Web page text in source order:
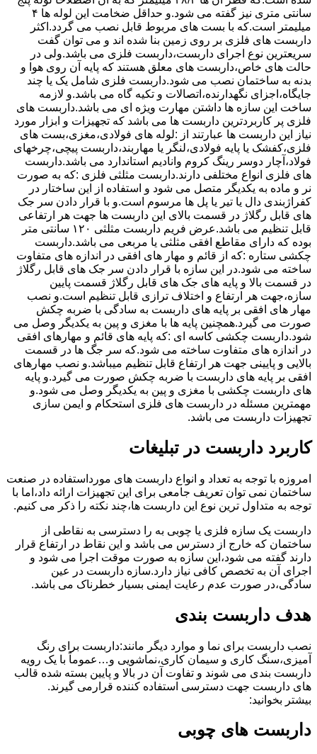
سانتی متری نیز گفته می شود.و حداقل ضخامت این لوله ها ۴
میلیمتر است.که با بست های مربوط قابل نصب می گردد.اکثر
داربست های فلزی بر روی زمین بنا شده اند و می توان گفت
سریعترین نوع اجرای داربست،داربست فلزی می باشد.ولی در
حالت های خاص،داربست های معلق هستند که پایه آن روی هوا و
بدنه به ساختمان نصب می شود.داربست فلزی شامل یک یا چند
جایگاه،اجزای نگهدارنده،اتصالات و تکیه گاه می باشد.و لازمه
ساخت این سازه ها داشتن مهارت ویژه ای می باشد.داربست های
فلزی پر کاربردترین داربست ها می باشد که تجهیزات و ابزار مورد
نیاز این داربست ها عبارتند از :لوله های فولادی،مغزی،بست های
فلزی،کفشک یا پایه فولادی،لنگر یا مهاربند،داربست پیچی،چرخهای
فولاد،آچار دوسر رینگ کروم وانادیم استاندارد می باشد.داربست
های فلزی انواع مختلفی دارند.داربست مثلثی فلزی :که به صورت
نر و ماده به یکدیگر متصل می شود و استفاده از این ساختار در
کفراژبندی دال یا تیر یا پل ها مرسوم است.و با قرار دادن سر جک
های قابل رگلاژ در قسمت بالای این داربست ها جهت هر ارتفاعی
قابل تنظیم می باشد.عرض فریم داربست مثلثی ۱۲۰ سانتی متر
بوده که دارای مقاطع افقی مثلثی یا مربعی می باشد.داربست
چکشی ستاره :که از قائم و مهار های افقی در اندازه های متفاوت
ساخته می شود.در این سازه با قرار دادن سر جک های قابل رگلاژ
در قسمت بالا و پایه های جک های قابل رگلاژ قسمت پایین
سازه،جهت هر ارتفاع و اختلاف ترازی قابل تنظیم است.و نصب
مهار های افقی بر پایه های داربست به سادگی با ضربه چکش
صورت می گیرد.همچنین پایه ها با مغزی و پین به یکدیگر وصل می
شود.داربست چکشی کاسه ای :که پایه های قائم و مهارهای افقی
در اندازه های متفاوت ساخته می شود.که سر جگ ها در قسمت
بالایی و پایینی جهت هر ارتفاع قابل تنظیم میباشد.و نصب مهارهای
افقی بر پایه های داربست با ضربه چکش صورت می گیرد.و پایه
های داربست چکشی با مغزی و پین به یکدیگر وصل می شود.و
مهمترین مسئله در داربست های فلزی استحکام و ایمن سازی
تجهیزات داربست می باشد.
کاربرد داربست در تبلیغات
امروزه با توجه به تعداد و انواع داربست های مورداستفاده در صنعت
ساختمان نمی توان تعریف جامعی برای این تجهیزات ارائه داد،اما با
توجه به متداول ترین نوع این داربست ها،چند نکته را ذکر می کنیم.
داربست یک سازه فلزی یا چوبی به را دسترسی به نقاطی از
ساختمان که خارج از دسترس می باشد و این نقاط در ارتفاع قرار
دارند گفته می شود،این سازه به صورت موقت اجرا می شود و
اجرای آن به تخصص کافی نیاز دارد.سازه داربست در عین
سادگی،در صورت عدم رعایت ایمنی بسیار خطرناک می باشد.
هدف داربست بندی
نصب داربست برای نما و موارد دیگر مانند:داربست برای رنگ
آمیزی،سنگ کاری و سیمان کاری،نماشویی و…عموماً با یک رویه
داربست بندی می شوند و تفاوت آن در بالا و پایین بسته شده قالب
های داربست جهت دسترسی استفاده کننده قرارمی گیرند.
بیشتر بخوانید:
داربست های چوبی